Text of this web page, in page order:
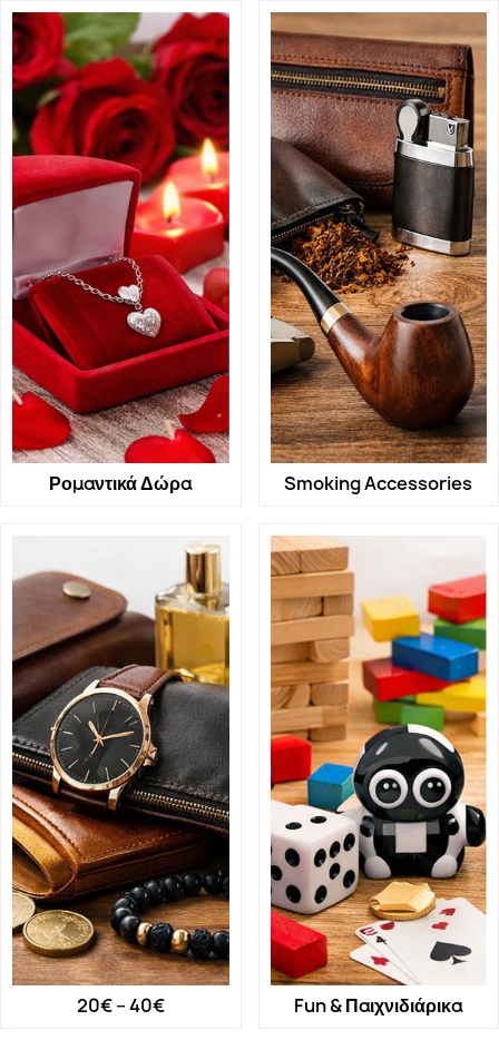
Ρομαντικά Δώρα Smoking Accessories
20€ – 40€ Fun & Παιχνιδιάρικα